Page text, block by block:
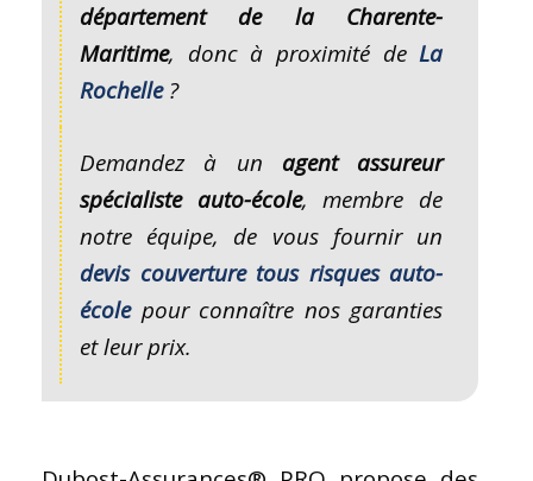
département de la Charente-
Maritime, donc à proximité deLa
Rochelle?
Demandez à un agent assureur
spécialiste auto-école, membre de
notre équipe, de vous fournir un
devis couverture tous risques auto-
écolepour connaître nos garanties
et leur prix.